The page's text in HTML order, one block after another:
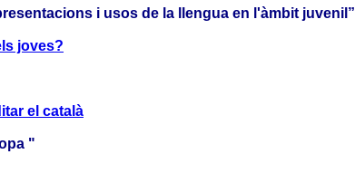
i usos de la llengua en l'àmbit juvenil”
joves?
el català
"